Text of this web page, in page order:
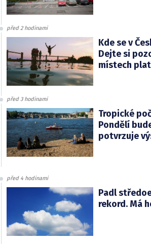
před 2 hodinami
Kde se v
Dejte si
místech
před 3 hodinami
Tropické
Pondělí
potvrzuje
před 4 hodinami
Padl
rekord. Má